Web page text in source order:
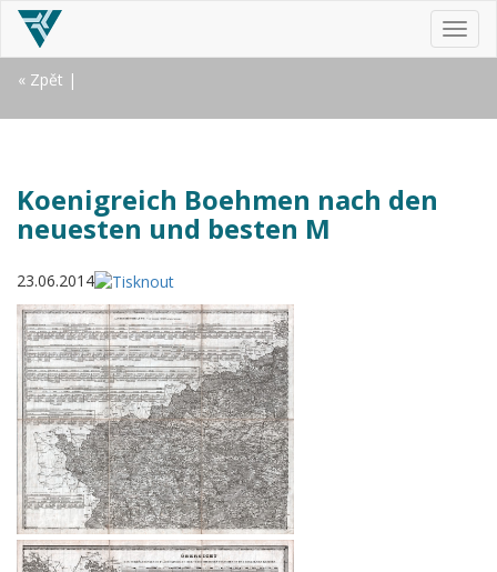
« Zpět |
Koenigreich Boehmen nach den
neuesten und besten M
23.06.2014